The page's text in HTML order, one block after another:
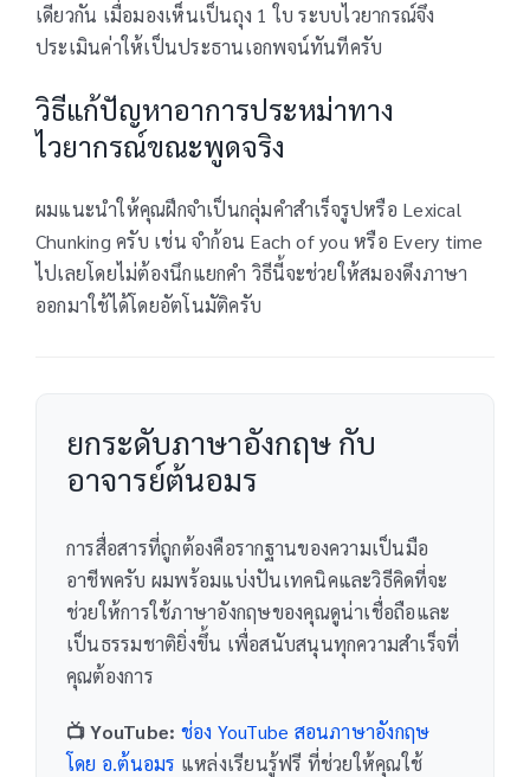
เดียวกัน เมื่อมองเห็นเป็นถุง 1 ใบ ระบบไวยากรณ์จึง
ประเมินค่าให้เป็นประธานเอกพจน์ทันทีครับ
วิธีแก้ปัญหาอาการประหม่าทาง
ไวยากรณ์ขณะพูดจริง
ผมแนะนำให้คุณฝึกจำเป็นกลุ่มคำสำเร็จรูปหรือ Lexical
Chunking ครับ เช่น จำก้อน Each of you หรือ Every time
ไปเลยโดยไม่ต้องนึกแยกคำ วิธีนี้จะช่วยให้สมองดึงภาษา
ออกมาใช้ได้โดยอัตโนมัติครับ
ยกระดับภาษาอังกฤษ กับ
อาจารย์ต้นอมร
การสื่อสารที่ถูกต้องคือรากฐานของความเป็นมือ
อาชีพครับ ผมพร้อมแบ่งปันเทคนิคและวิธีคิดที่จะ
ช่วยให้การใช้ภาษาอังกฤษของคุณดูน่าเชื่อถือและ
เป็นธรรมชาติยิ่งขึ้น เพื่อสนับสนุนทุกความสำเร็จที่
คุณต้องการ
📺 YouTube: ช่อง YouTube สอนภาษาอังกฤษ
โดย อ.ต้นอมร แหล่งเรียนรู้ฟรี ที่ช่วยให้คุณใช้